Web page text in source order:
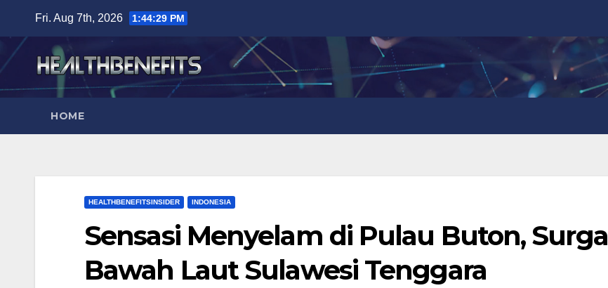
content
Fri. Aug 7th, 2026 1:44:30 PM
HOME
HEALTHBENEFITSINSIDER INDONESIA
Sensasi Menyelam di Pulau Buton, Surga
Bawah Laut Sulawesi Tenggara